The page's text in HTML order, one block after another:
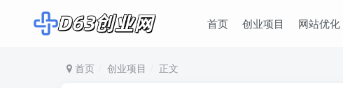
首页 创业项目 网站优化
首页 创业项目 正文